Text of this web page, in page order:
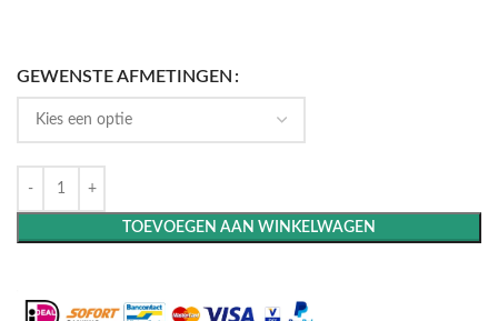
GEWENSTE AFMETINGEN
TOEVOEGEN AAN WINKELWAGEN